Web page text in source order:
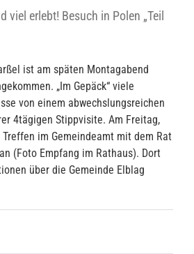
viel erlebt! Besuch in Polen „Teil
ist am späten Montagabend
„Im Gepäck“ viele
von einem abwechslungsreichen
4tägigen Stippvisite. Am Freitag,
im Gemeindeamt mit dem Rat
(Foto Empfang im Rathaus). Dort
über die Gemeinde Elblag